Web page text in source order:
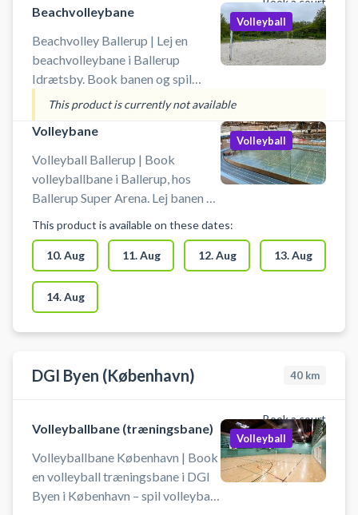
Beachvolleybane
Beachvolley Ballerup | Lej en
beachvolleybane i Ballerup
Idrætsby. Book banen og spil
beachvolley udendørs i Ballerup.
Der er gode parkeringsmuligheder
tæt ved banerne i Ballerup.
Medbring selv bolde.
Volleyball
This product is currently not available
Volleybane
Volleyball Ballerup | Book
volleyballbane i Ballerup, hos
Ballerup Super Arena. Lej banen og
Medbring selv bold ved booking
af volleyballbane i arenaen i
Ballerup. Gratis parkeringspladser
foran arenaen i Ballerup.
Omklædning & badefaciliteter er
til rådighed ved din booking af
Volleyball
This product is available on these dates:
10. Aug 11. Aug 12. Aug 13. Aug
14. Aug
DGI Byen (København) 40 km
Book a court
Volleyballbane (træningsbane)
Volleyballbane København | Book
en volleyball træningsbane i DGI
Byen i København – spil volleyball
Volleyball